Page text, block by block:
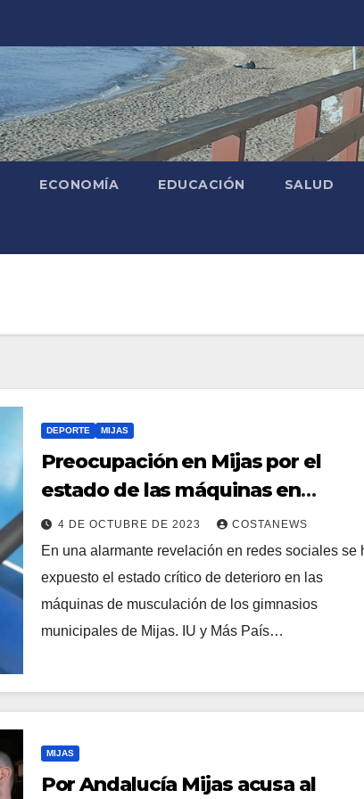
ECONOMÍA EDUCACIÓN SALUD
DEPORTE MIJAS
Preocupación en Mijas por el
estado de las máquinas en
gimnasios municipales
4 DE OCTUBRE DE 2023 COSTANEWS
En una alarmante revelación en redes sociales se
expuesto el estado crítico de deterioro en las
máquinas de musculación de los gimnasios
municipales de Mijas. IU y Más País…
MIJAS
Por Andalucía Mijas acusa al